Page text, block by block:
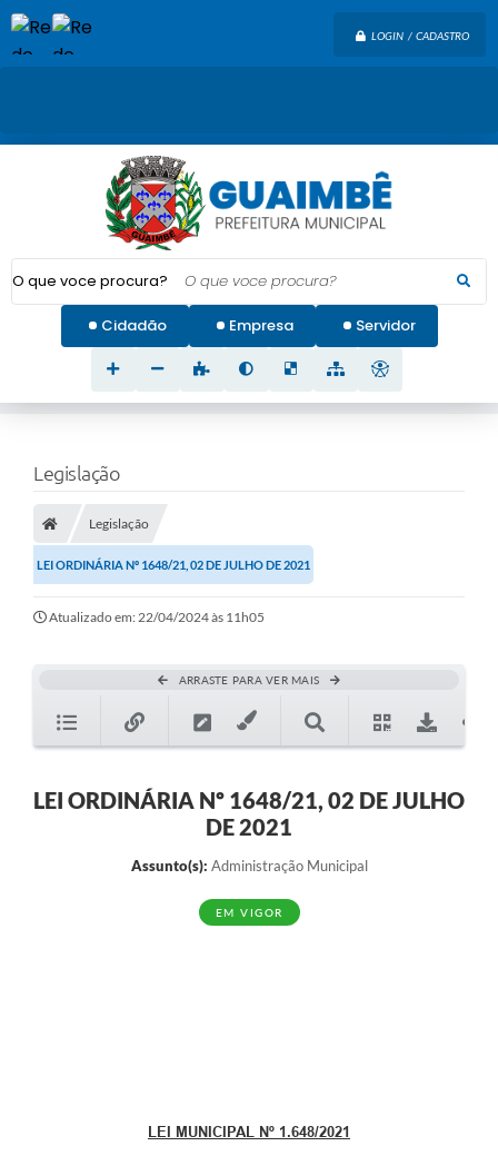
LOGIN / CADASTRO
O que voce procura?
Cidadão Empresa Servidor
Legislação
Legislação
LEI ORDINÁRIA Nº 1648/21, 02 DE JULHO DE 2021
Atualizado em: 22/04/2024 às 11h05
ARRASTE PARA VER MAIS
LEI ORDINÁRIA Nº 1648/21, 02 DE JULHO
DE 2021
Assunto(s): Administração Municipal
EM VIGOR
LEI MUNICIPAL Nº 1.648/2021